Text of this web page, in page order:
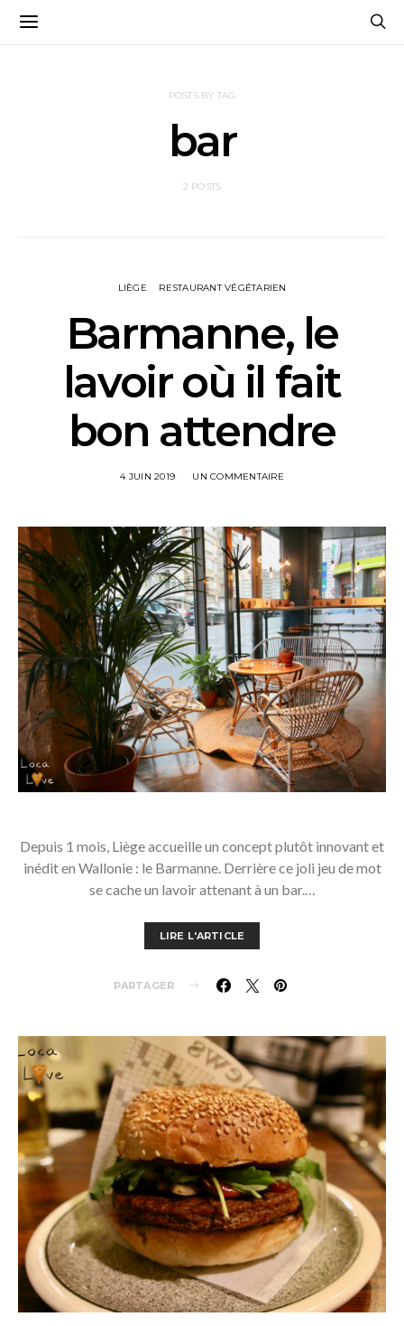
POSTS BY TAG
bar
2 POSTS
LIÈGE RESTAURANT VÉGÉTARIEN
Barmanne, le
lavoir où il fait
bon attendre
4 JUIN 2019 UN COMMENTAIRE
Depuis 1 mois, Liège accueille un concept plutôt innovant et
inédit en Wallonie : le Barmanne. Derrière ce joli jeu de mot
se cache un lavoir attenant à un bar.…
LIRE L'ARTICLE
PARTAGER